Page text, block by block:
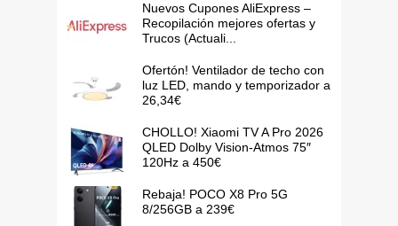
Nuevos Cupones AliExpress –
Recopilación mejores ofertas y
Trucos (Actuali...
Ofertón! Ventilador de techo con
luz LED, mando y temporizador a
26,34€
CHOLLO! Xiaomi TV A Pro 2026
QLED Dolby Vision-Atmos 75″
120Hz a 450€
Rebaja! POCO X8 Pro 5G
8/256GB a 239€